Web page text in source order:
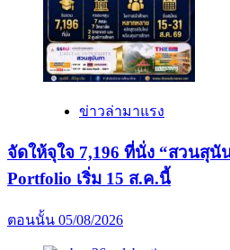
ข่าวล่ามาแรง
จัดให้จุใจ 7,196 ที่นั่ง “สวนสุนั
Portfolio เริ่ม 15 ส.ค.นี้
ตอนนั้น 05/08/2026